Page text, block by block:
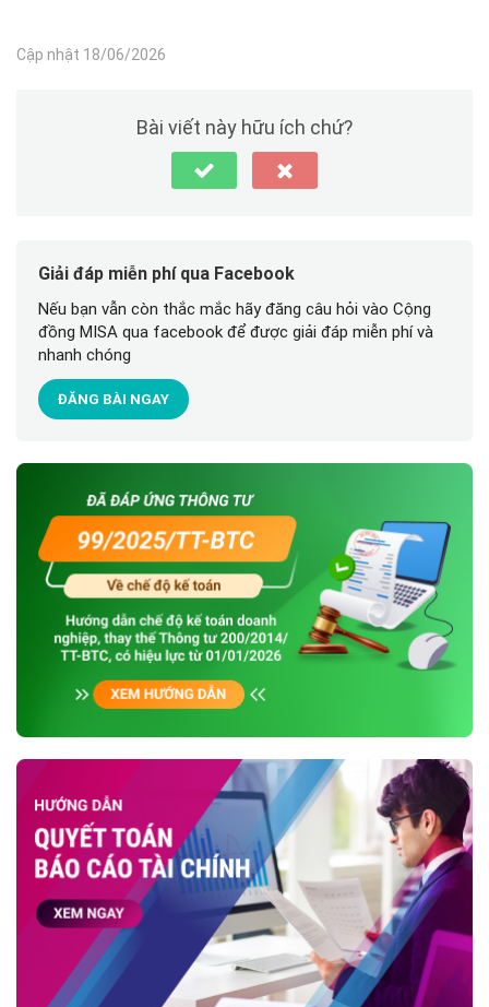
Cập nhật 18/06/2026
Bài viết này hữu ích chứ?
Giải đáp miễn phí qua Facebook
Nếu bạn vẫn còn thắc mắc hãy đăng câu hỏi vào Cộng
đồng MISA qua facebook để được giải đáp miễn phí và
nhanh chóng
ĐĂNG BÀI NGAY